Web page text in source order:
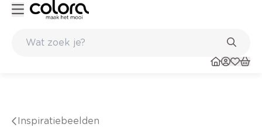
Inspiratiebeelden